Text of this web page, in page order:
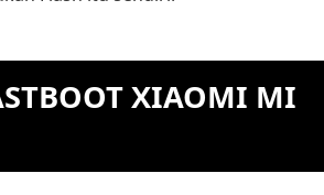
XIAOMI MI